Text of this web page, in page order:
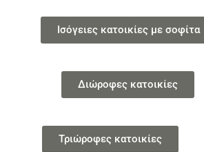
Ισόγειες κατοικίες με σοφίτα
Διώροφες κατοικίες
Τριώροφες κατοικίες